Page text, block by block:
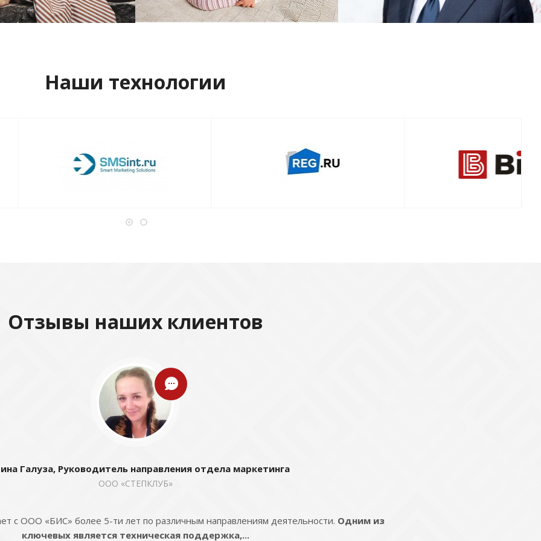
проект
Смотреть проект
Смотреть проект
Наши технологии
Отзывы наших клиентов
Галуза, Руководитель направления отдела маркетинга
ООО «СТЕПКЛУБ»
с ООО «БИС» более 5-ти лет по различным направлениям деятельности. Одним из
ключевых является техническая поддержка,...